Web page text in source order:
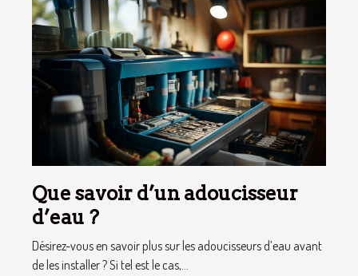
Que savoir d’un adoucisseur
d’eau ?
Désirez-vous en savoir plus sur les adoucisseurs d’eau avant
de les installer ? Si tel est le cas,...